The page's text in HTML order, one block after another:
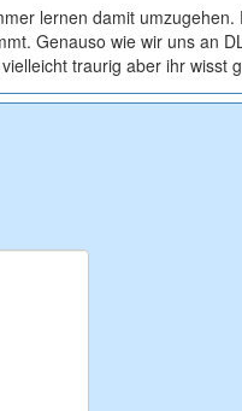
lernen damit
Genauso wie wir uns an
traurig aber ihr wisst